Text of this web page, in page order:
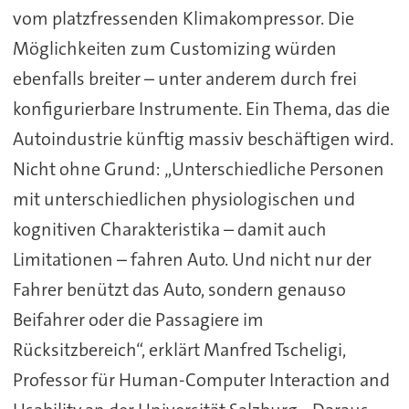
vom platzfressenden Klimakompressor. Die
Möglichkeiten zum Customizing würden
ebenfalls breiter – unter anderem durch frei
konfigurierbare Instrumente. Ein Thema, das die
Autoindustrie künftig massiv beschäftigen wird.
Nicht ohne Grund: „Unterschiedliche Personen
mit unterschiedlichen physiologischen und
kognitiven Charakteristika – damit auch
Limitationen – fahren Auto. Und nicht nur der
Fahrer benützt das Auto, sondern genauso
Beifahrer oder die Passagiere im
Rücksitzbereich“, erklärt Manfred Tscheligi,
Professor für Human-Computer Interaction and